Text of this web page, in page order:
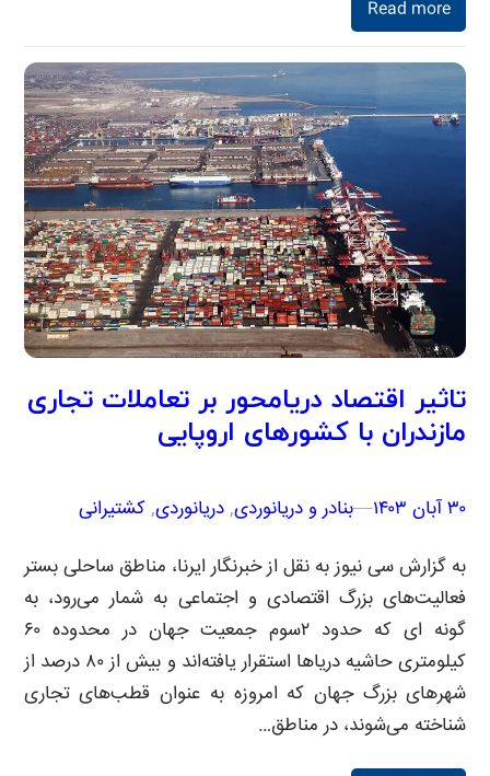
Read more
تاثیر اقتصاد دریامحور بر تعاملات تجاری
مازندران با کشورهای اروپایی
۳۰ آبان ۱۴۰۳ –
–بنادر و دریانوردی, دریانوردی, کشتیرانی
به گزارش سی نیوز به نقل از خبرنگار ایرنا، ‌مناطق ساحلی بستر
فعالیت‌های بزرگ اقتصادی و اجتماعی به شمار می‌رود، به
گونه ای که حدود ۲سوم جمعیت جهان در محدوده ۶۰
کیلومتری حاشیه دریاها استقرار یافته‌اند و بیش از ۸۰ درصد از
شهرهای بزرگ جهان که امروزه به عنوان قطب‌های تجاری
شناخته می‌شوند، در مناطق…